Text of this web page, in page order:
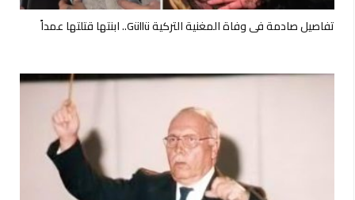
تفاصيل صادمة في وفاة المغنية التركية Güllü.. ابنتها قتلتها عمداً